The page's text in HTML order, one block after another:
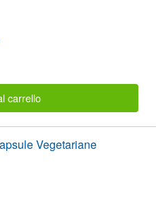
carrello
Vegetariane